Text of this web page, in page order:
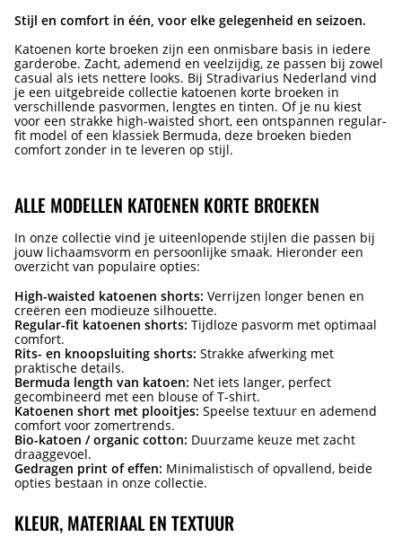
Stijl en comfort in één, voor elke gelegenheid en seizoen.
Katoenen korte broeken zijn een onmisbare basis in iedere
garderobe. Zacht, ademend en veelzijdig, ze passen bij zowel
casual als iets nettere looks. Bij Stradivarius Nederland vind
je een uitgebreide collectie katoenen korte broeken in
verschillende pasvormen, lengtes en tinten. Of je nu kiest
voor een strakke high-waisted short, een ontspannen regular-
fit model of een klassiek Bermuda, deze broeken bieden
comfort zonder in te leveren op stijl.
ALLE MODELLEN KATOENEN KORTE BROEKEN
In onze collectie vind je uiteenlopende stijlen die passen bij
jouw lichaamsvorm en persoonlijke smaak. Hieronder een
overzicht van populaire opties:
High-waisted katoenen shorts: Verrijzen longer benen en
creëren een modieuze silhouette.
Regular-fit katoenen shorts: Tijdloze pasvorm met optimaal
comfort.
Rits- en knoopsluiting shorts: Strakke afwerking met
praktische details.
Bermuda length van katoen: Net iets langer, perfect
gecombineerd met een blouse of T-shirt.
Katoenen short met plooitjes: Speelse textuur en ademend
comfort voor zomertrends.
Bio-katoen / organic cotton: Duurzame keuze met zacht
draaggevoel.
Gedragen print of effen: Minimalistisch of opvallend, beide
opties bestaan in onze collectie.
KLEUR, MATERIAAL EN TEXTUUR